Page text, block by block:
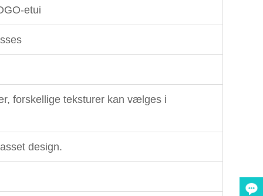
etui
forskellige teksturer kan vælges i
design.